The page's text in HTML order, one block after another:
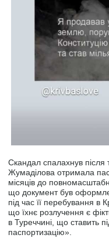
Скандал спалахнув після
Жумаділова отримала
місяців до
що документ був
під час її перебування в
що їхнє розлучення є
в Туреччині, що ставить
паспортизацію».